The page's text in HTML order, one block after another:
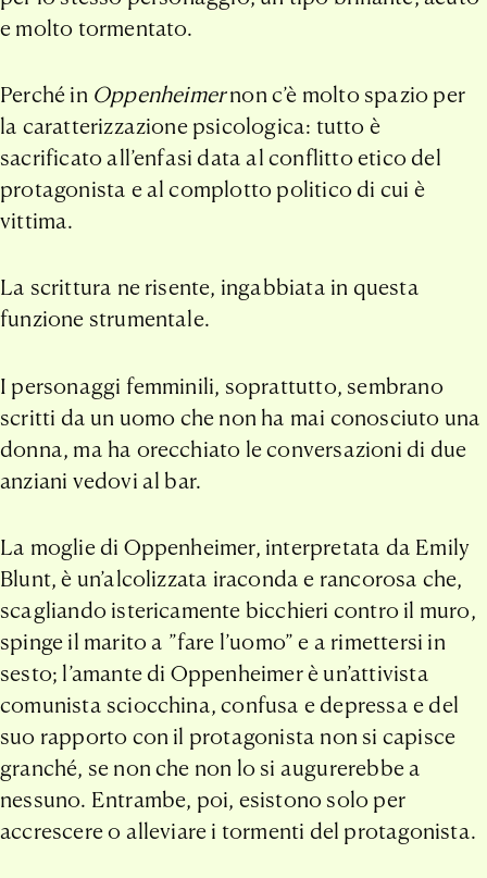
e molto tormentato.
Perché in Oppenheimernon c’è molto spazio per
la caratterizzazione psicologica: tutto è
sacrificato all’enfasi data al conflitto etico del
protagonista e al complotto politico di cui è
vittima.
La scrittura ne risente, ingabbiata in questa
funzione strumentale.
I personaggi femminili, soprattutto, sembrano
scritti da un uomo che non ha mai conosciuto una
donna, ma ha orecchiato le conversazioni di due
anziani vedovi al bar.
La moglie di Oppenheimer, interpretata da Emily
Blunt, è un’alcolizzata iraconda e rancorosa che,
scagliando istericamente bicchieri contro il muro,
spinge il marito a ”fare l’uomo” e a rimettersi in
sesto; l’amante di Oppenheimer è un’attivista
comunista sciocchina, confusa e depressa e del
suo rapporto con il protagonista non si capisce
granché, se non che non lo si augurerebbe a
nessuno. Entrambe, poi, esistono solo per
accrescere o alleviare i tormenti del protagonista.